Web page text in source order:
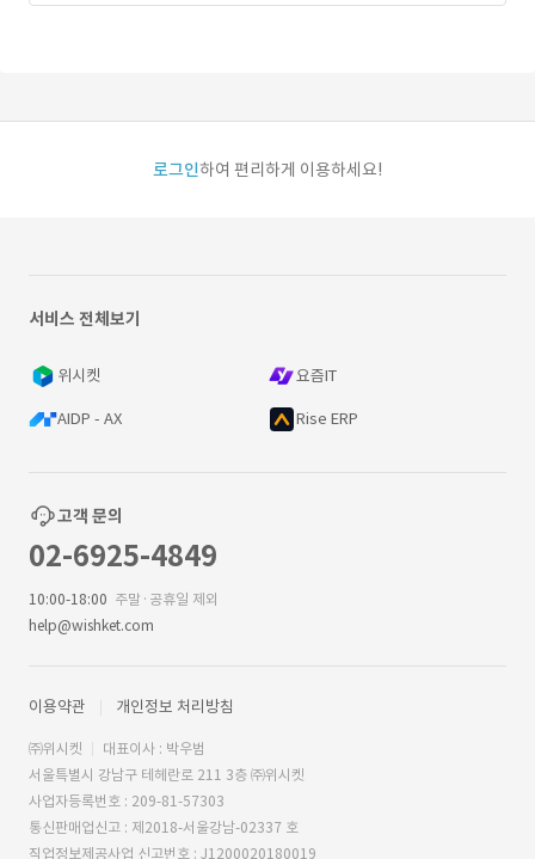
로그인하여 편리하게 이용하세요!
서비스 전체보기
위시켓 요즘IT
AIDP - AX Rise ERP
고객 문의
02-6925-4849
10:00-18:00 주말·공휴일 제외
help@wishket.com
이용약관 개인정보 처리방침
㈜위시켓
대표이사 : 박우범
서울특별시 강남구 테헤란로 211 3층 ㈜위시켓
사업자등록번호 : 209-81-57303
통신판매업신고 : 제2018-서울강남-02337 호
직업정보제공사업 신고번호 : J1200020180019